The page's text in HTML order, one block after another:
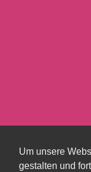
Um unsere
gestalten und